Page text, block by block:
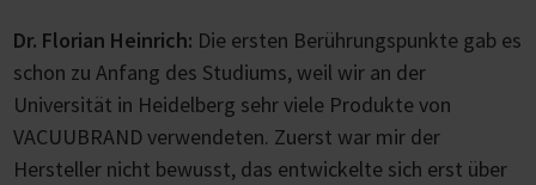
Dr. Florian Heinrich: Die ersten Berührungspunkte gab es
schon zu Anfang des Studiums, weil wir an der
Universität in Heidelberg sehr viele Produkte von
VACUUBRAND verwendeten. Zuerst war mir der
Hersteller nicht bewusst, das entwickelte sich erst über